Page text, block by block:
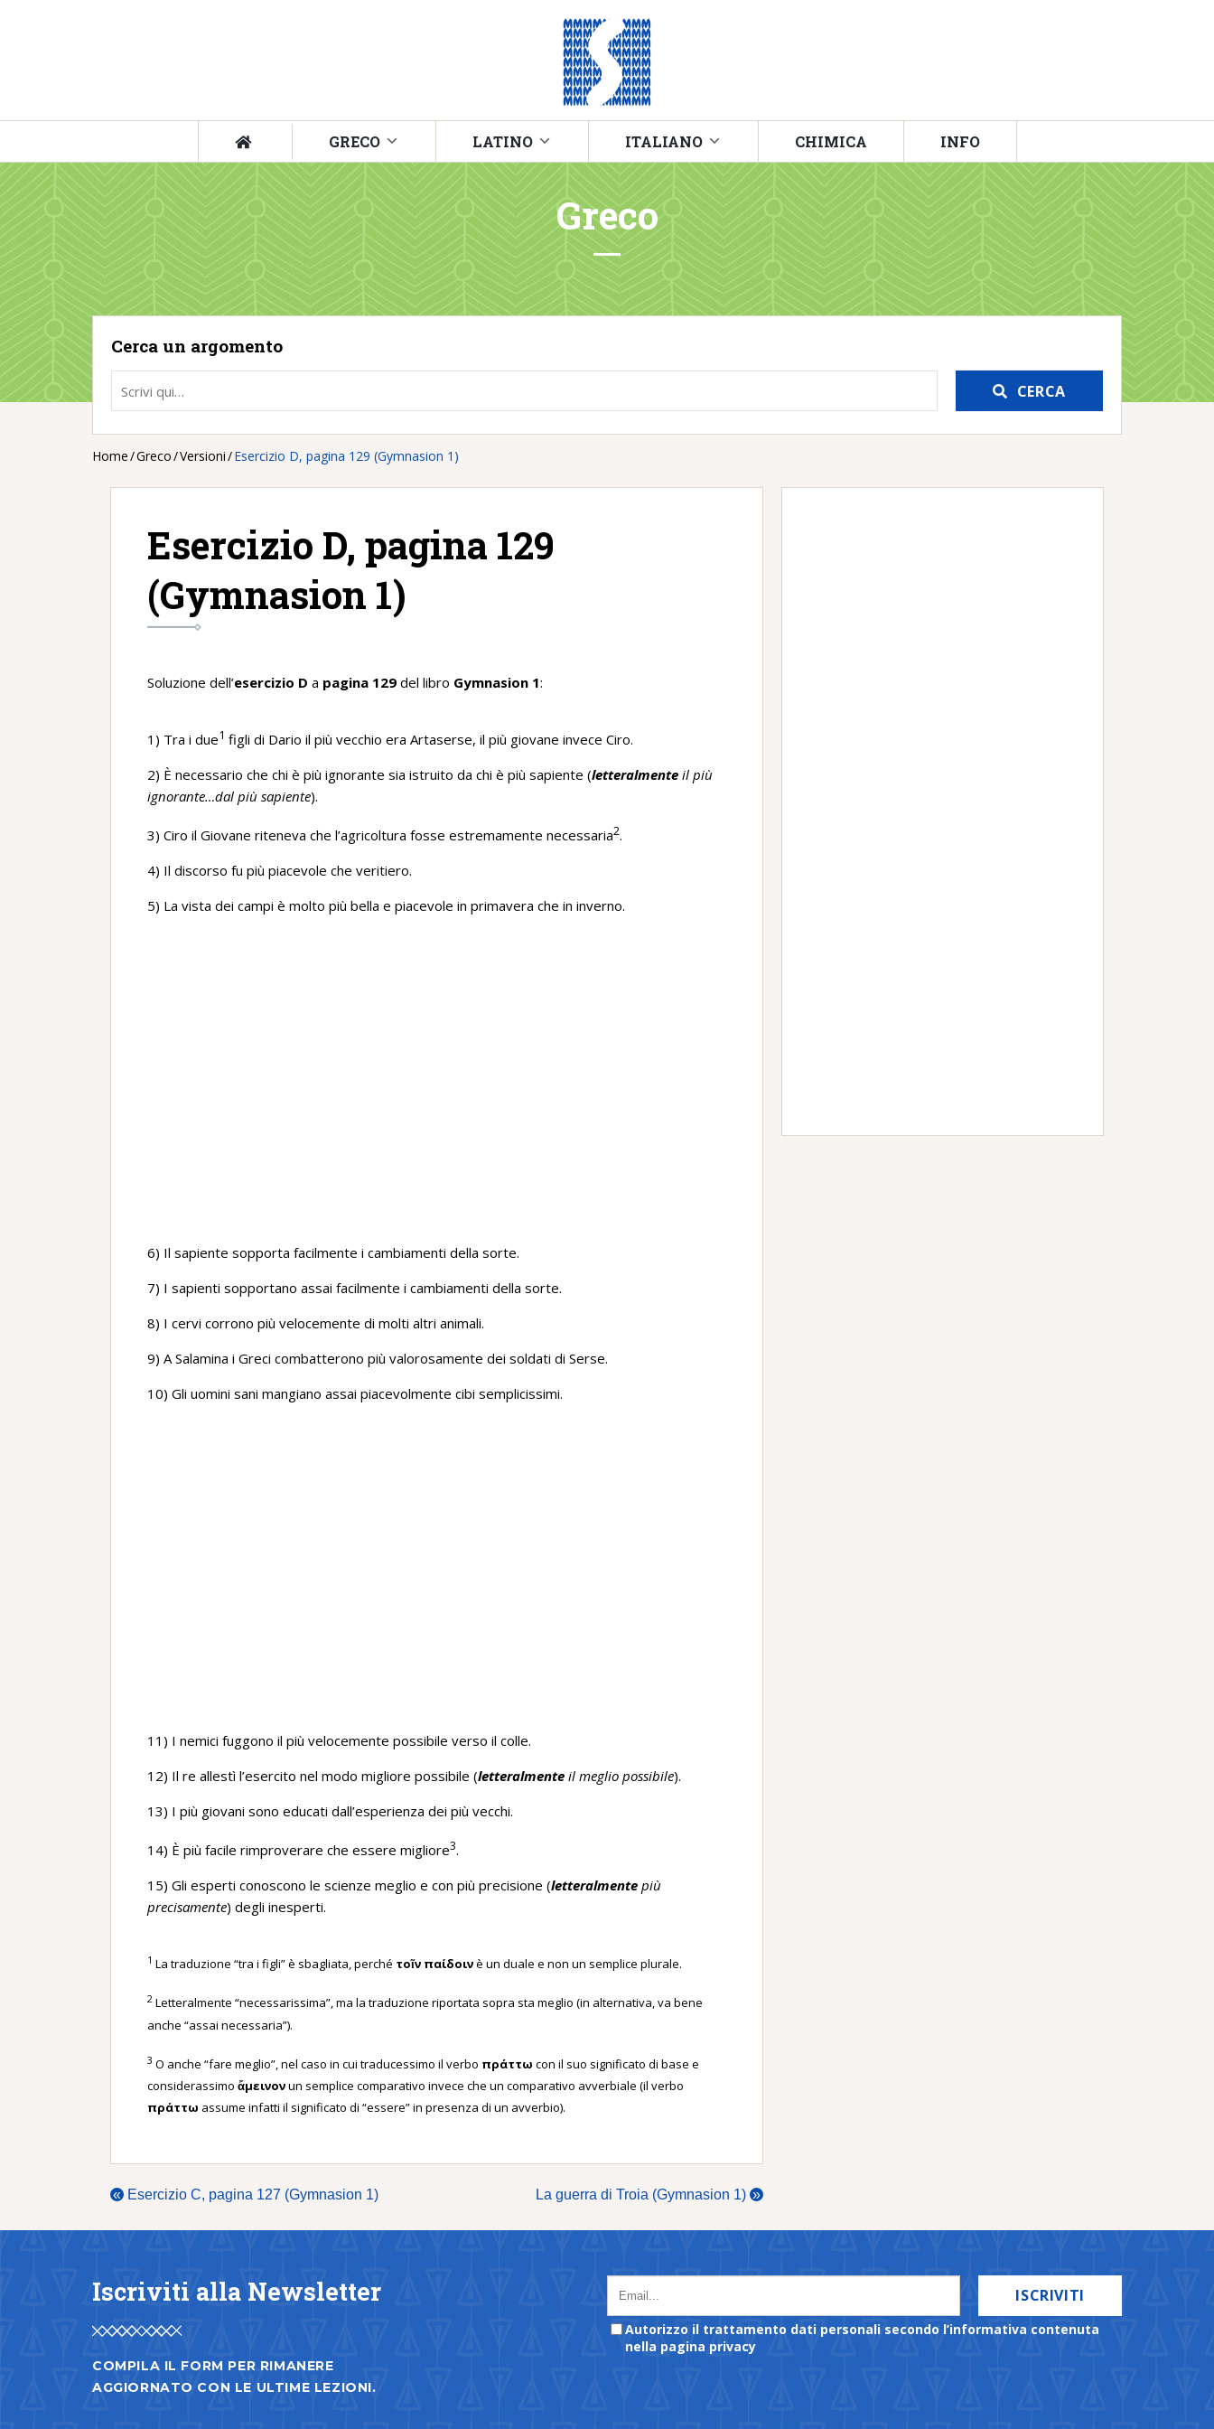
GRECO LATINO ITALIANO CHIMICA INFO
Greco
Cerca un argomento
CERCA
Home/Greco/Versioni/Esercizio D, pagina 129 (Gymnasion 1)
Esercizio D, pagina 129
(Gymnasion 1)
Soluzione dell’esercizio D a pagina 129 del libro Gymnasion 1:
1) Tra i due1 figli di Dario il più vecchio era Artaserse, il più giovane invece Ciro.
2) È necessario che chi è più ignorante sia istruito da chi è più sapiente (letteralmente il più
ignorante…dal più sapiente).
3) Ciro il Giovane riteneva che l’agricoltura fosse estremamente necessaria2.
4) Il discorso fu più piacevole che veritiero.
5) La vista dei campi è molto più bella e piacevole in primavera che in inverno.
6) Il sapiente sopporta facilmente i cambiamenti della sorte.
7) I sapienti sopportano assai facilmente i cambiamenti della sorte.
8) I cervi corrono più velocemente di molti altri animali.
9) A Salamina i Greci combatterono più valorosamente dei soldati di Serse.
10) Gli uomini sani mangiano assai piacevolmente cibi semplicissimi.
11) I nemici fuggono il più velocemente possibile verso il colle.
12) Il re allestì l’esercito nel modo migliore possibile (letteralmente il meglio possibile).
13) I più giovani sono educati dall’esperienza dei più vecchi.
14) È più facile rimproverare che essere migliore3.
15) Gli esperti conoscono le scienze meglio e con più precisione (letteralmente più
precisamente) degli inesperti.
1 La traduzione “tra i figli” è sbagliata, perché τοῖν παίδοινè un duale e non un semplice plurale.
2 Letteralmente “necessarissima”, ma la traduzione riportata sopra sta meglio (in alternativa, va bene
anche “assai necessaria”).
3 O anche “fare meglio”, nel caso in cui traducessimo il verbo πράττω con il suo significato di base e
considerassimo ἄμεινονun semplice comparativo invece che un comparativo avverbiale (il verbo
πράττω assume infatti il significato di “essere” in presenza di un avverbio).
« Esercizio C, pagina 127 (Gymnasion 1) La guerra di Troia (Gymnasion 1)»
Iscriviti alla Newsletter
COMPILA IL FORM PER RIMANERE
AGGIORNATO CON LE ULTIME LEZIONI.
ISCRIVITI
Autorizzo il trattamento dati personali secondo l’informativa contenuta
nella pagina privacy